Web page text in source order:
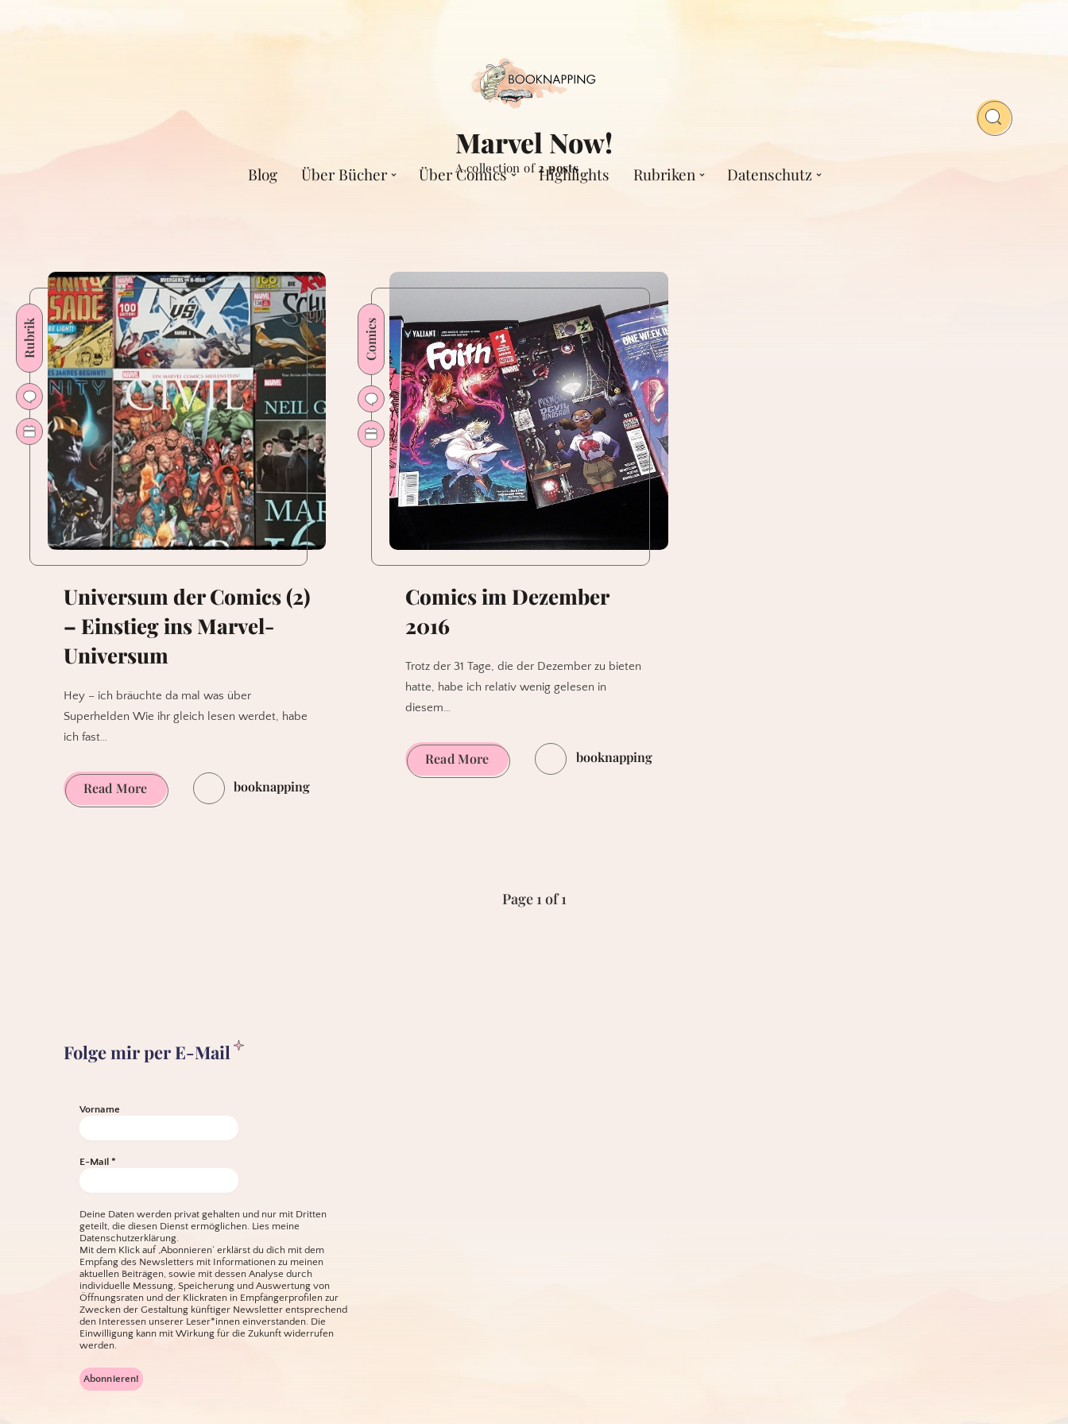
Blog Über Bücher Über Comics Highlights Rubriken Datenschutz
Marvel Now!
A collection of2 posts
Rubrik
Universum der Comics (2)
– Einstieg ins Marvel-
Universum
Hey – ich bräuchte da mal was über
Superhelden Wie ihr gleich lesen werdet, habe
ich fast…
Read MoreUniversum
der
booknapping
Comics
Comics im Dezember
2016
Trotz der 31 Tage, die der Dezember zu bieten
hatte, habe ich relativ wenig gelesen in
diesem…
Read MoreComics
im
booknapping
Page 1 of 1
Folge mir per E-Mail
Vorname
E-Mail *
Deine Daten werden privat gehalten und nur mit Dritten
geteilt, die diesen Dienst ermöglichen. Lies meine
Datenschutzerklärung.
Mit dem Klick auf ‚Abonnieren‘ erklärst du dich mit dem
Empfang des Newsletters mit Informationen zu meinen
aktuellen Beiträgen, sowie mit dessen Analyse durch
individuelle Messung, Speicherung und Auswertung von
Öffnungsraten und der Klickraten in Empfängerprofilen zur
Zwecken der Gestaltung künftiger Newsletter entsprechend
den Interessen unserer Leser*innen einverstanden. Die
Einwilligung kann mit Wirkung für die Zukunft widerrufen
werden.